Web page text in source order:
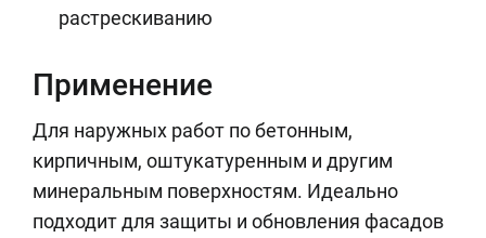
растрескиванию
Применение
Для наружных работ по бетонным,
кирпичным, оштукатуренным и другим
минеральным поверхностям. Идеально
подходит для защиты и обновления фасадов